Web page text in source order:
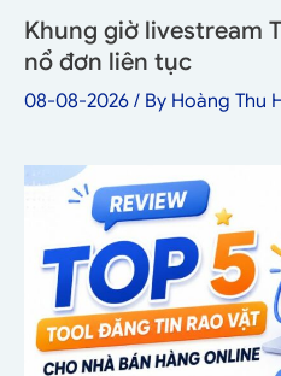
Khung giờ livestream
nổ đơn liên tục
08-08-2026 / By Hoàng Thu